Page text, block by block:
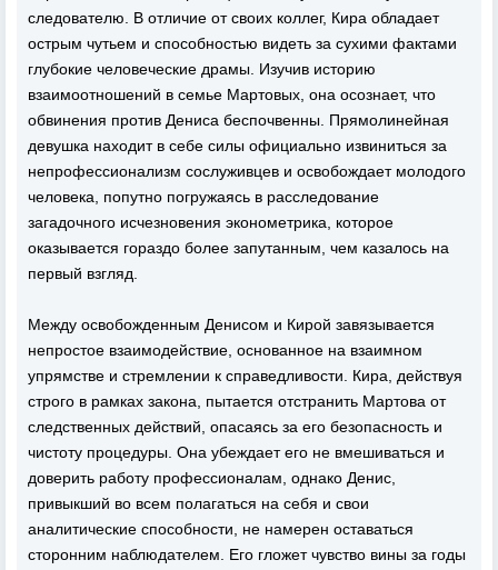
следователю. В отличие от своих коллег, Кира обладает
острым чутьем и способностью видеть за сухими фактами
глубокие человеческие драмы. Изучив историю
взаимоотношений в семье Мартовых, она осознает, что
обвинения против Дениса беспочвенны. Прямолинейная
девушка находит в себе силы официально извиниться за
непрофессионализм сослуживцев и освобождает молодого
человека, попутно погружаясь в расследование
загадочного исчезновения эконометрика, которое
оказывается гораздо более запутанным, чем казалось на
первый взгляд.
Между освобожденным Денисом и Кирой завязывается
непростое взаимодействие, основанное на взаимном
упрямстве и стремлении к справедливости. Кира, действуя
строго в рамках закона, пытается отстранить Мартова от
следственных действий, опасаясь за его безопасность и
чистоту процедуры. Она убеждает его не вмешиваться и
доверить работу профессионалам, однако Денис,
привыкший во всем полагаться на себя и свои
аналитические способности, не намерен оставаться
сторонним наблюдателем. Его гложет чувство вины за годы